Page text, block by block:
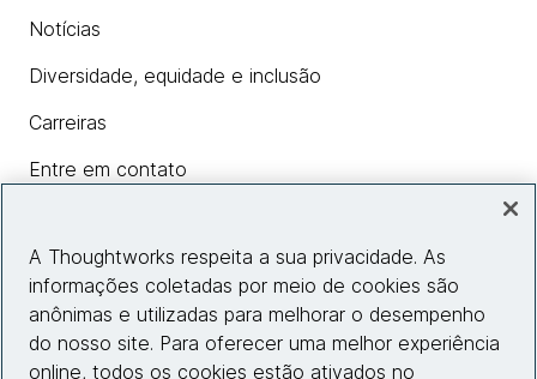
Notícias
Diversidade, equidade e inclusão
Carreiras
Entre em contato
Insights
Informações do site
A Thoughtworks respeita a sua privacidade. As
informações coletadas por meio de cookies são
anônimas e utilizadas para melhorar o desempenho
do nosso site. Para oferecer uma melhor experiência
online, todos os cookies estão ativados no